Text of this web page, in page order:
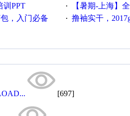
训PPT · 【暑期-上海】全国工业
，入门必备 · 撸袖实干，2017gongkong®第
[697]